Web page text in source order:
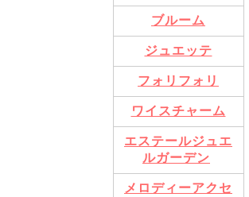
ブルーム
ジュエッテ
フォリフォリ
ワイスチャーム
エステールジュエ
ルガーデン
メロディーアクセ